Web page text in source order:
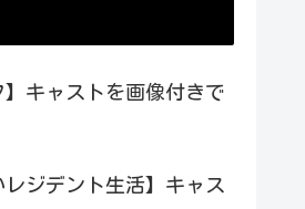
】キャストを画像付きで
レジデント生活】キャス